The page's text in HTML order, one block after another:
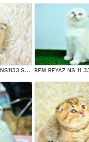
MAS MAVİ GÖZLÜ NS1133 SCOTTİSH FOLD erkek